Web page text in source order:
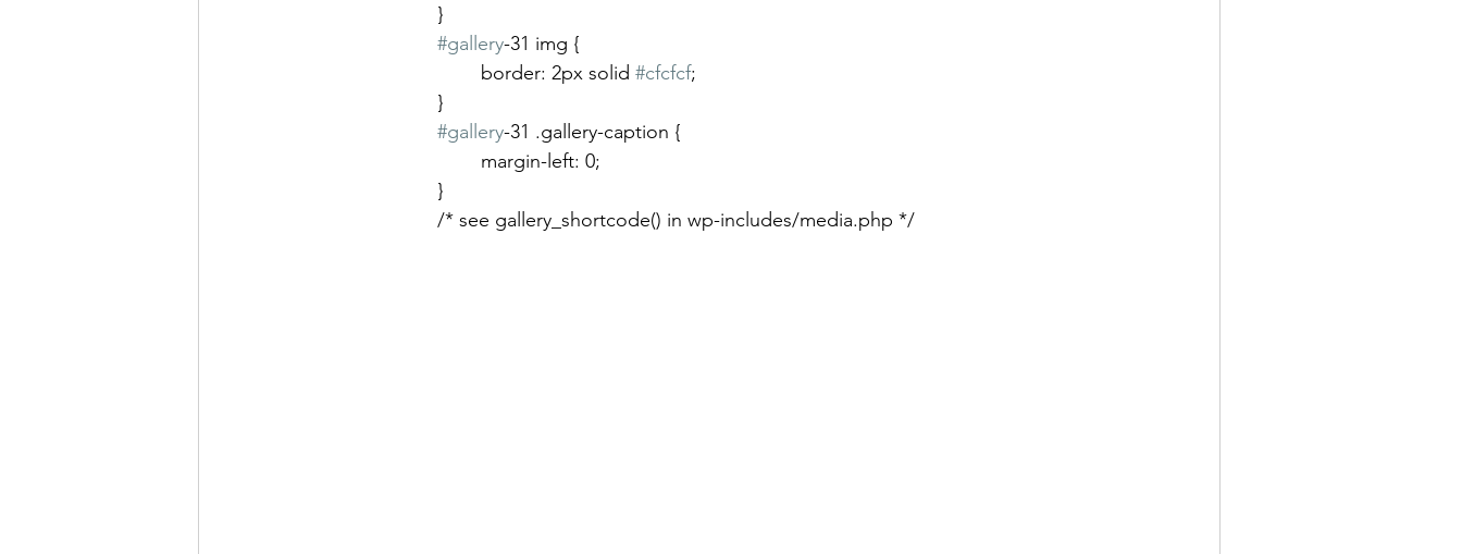
			}
#gallery-31 img {
				border: 2px solid
#cfcfcf;
			}
#gallery-31 .gallery-caption {
				margin-left: 0;
			}
			/* see gallery_shortcode() in wp-includes/media.php */